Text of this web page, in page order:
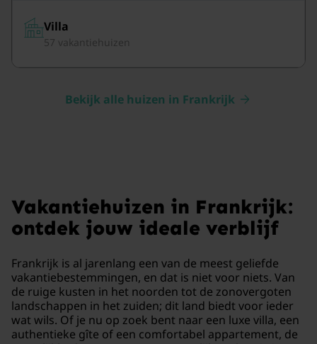
Villa
57 vakantiehuizen
Bekijk alle huizen in Frankrijk
Vakantiehuizen in Frankrijk:
ontdek jouw ideale verblijf
Frankrijk is al jarenlang een van de meest geliefde
vakantiebestemmingen, en dat is niet voor niets. Van
de ruige kusten in het noorden tot de zonovergoten
landschappen in het zuiden; dit land biedt voor ieder
wat wils. Of je nu op zoek bent naar een luxe villa, een
authentieke gîte of een comfortabel appartement, de